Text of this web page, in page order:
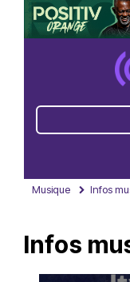
Musique Infos
Infos